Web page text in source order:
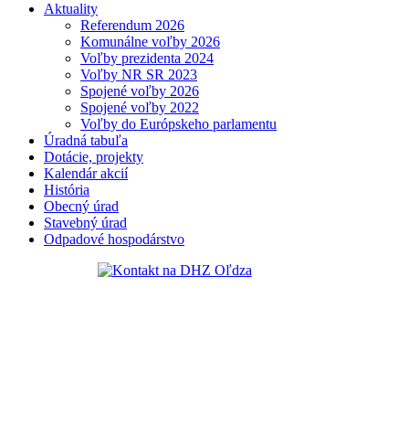
Aktuality
Referendum 2026
Komunálne voľby 2026
Voľby prezidenta 2024
Voľby NR SR 2023
Spojené voľby 2026
Spojené voľby 2022
Voľby do Európskeho parlamentu
Úradná tabuľa
Dotácie, projekty
Kalendár akcií
História
Obecný úrad
Stavebný úrad
Odpadové hospodárstvo